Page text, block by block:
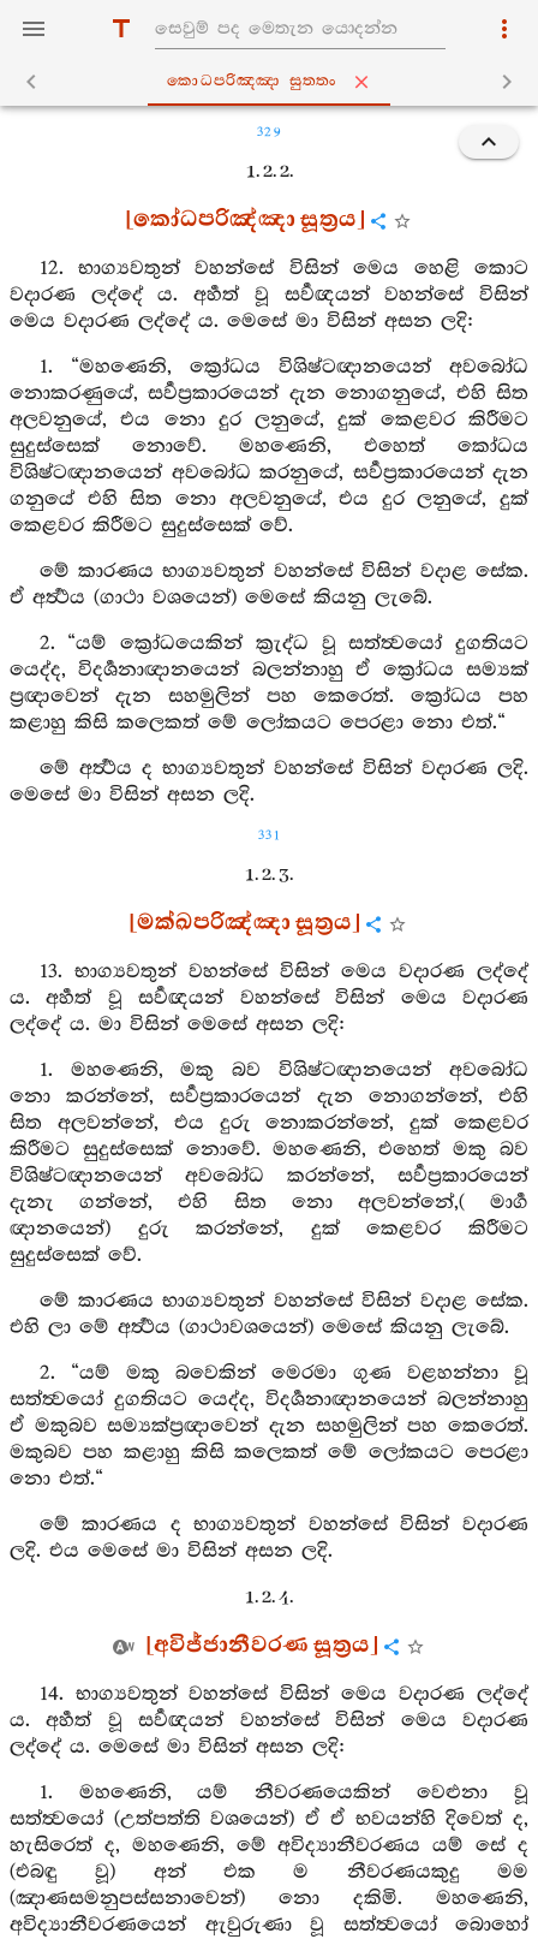
කොධපරිඤ‍්ඤා සුත‍්තං
329
1. 2. 2.
[කෝධපරිඤ්ඤා සූත්‍රය]
12. භාග්‍යවතුන් වහන්සේ විසින් මෙය හෙළි කොට
වදාරණ ලද්දේ ය. අර්‍හත් වූ සර්‍වඥයන් වහන්සේ විසින්
මෙය වදාරණ ලද්දේ ය. මෙසේ මා විසින් අසන ලදි:
1. “මහණෙනි, ක්‍රෝධය විශිෂ්ටඥානයෙන් අවබෝධ
නොකරණුයේ, සර්‍වප්‍රකාරයෙන් දැන නොගනුයේ, එහි සිත
අලවනුයේ, එය නො දුර ලනුයේ, දුක් කෙළවර කිරීමට
සුදුස්සෙක් නොවේ. මහණෙනි, එහෙත් කෝධය
විශිෂ්ටඥානයෙන් අවබෝධ කරනුයේ, සර්‍වප්‍රකාරයෙන් දැන
ගනුයේ එහි සිත නො අලවනුයේ, එය දුර ලනුයේ, දුක්
කෙළවර කිරීමට සුදුස්සෙක් වේ.
මේ කාරණය භාග්‍යවතුන් වහන්සේ විසින් වදාළ සේක.
ඒ අර්‍ත්‍ථය (ගාථා වශයෙන්) මෙසේ කියනු ලැබේ.
2. “යම් ක්‍රෝධයෙකින් ක්‍රැද්ධ වූ සත්ත්‍වයෝ දුගතියට
යෙද්ද, විදර්‍ශනාඥානයෙන් බලන්නාහු ඒ ක්‍රෝධය සම්‍යක්
ප්‍රඥාවෙන් දැන සහමුලින් පහ කෙරෙත්. ක්‍රෝධය පහ
කළාහු කිසි කලෙකත් මේ ලෝකයට පෙරළා නො එත්.“
මේ අර්‍ත්‍ථය ද භාග්‍යවතුන් වහන්සේ විසින් වදාරණ ලදි.
මෙසේ මා විසින් අසන ලදි.
331
1. 2. 3.
[මක්ඛපරිඤ්ඤා සූත්‍රය]
13. භාග්‍යවතුන් වහන්සේ විසින් මෙය වදාරණ ලද්දේ
ය. අර්‍හත් වූ සර්‍වඥයන් වහන්සේ විසින් මෙය වදාරණ
ලද්දේ ය. මා විසින් මෙසේ අසන ලදි:
1. මහණෙනි, මකු බව විශිෂ්ටඥානයෙන් අවබෝධ
නො කරන්නේ, සර්‍වප්‍රකාරයෙන් දැන නොගන්නේ, එහි
සිත අලවන්නේ, එය දුරු නොකරන්නේ, දුක් කෙළවර
කිරීමට සුදුස්සෙක් නොවේ. මහණෙනි, එහෙත් මකු බව
විශිෂ්ටඥානයෙන් අවබෝධ කරන්නේ, සර්‍වප්‍රකාරයෙන්
දැනැ ගන්නේ, එහි සිත නො අලවන්නේ,( මාර්‍ග
ඥානයෙන්) දුරු කරන්නේ, දුක් කෙළවර කිරීමට
සුදුස්සෙක් වේ.
මේ කාරණය භාග්‍යවතුන් වහන්සේ විසින් වදාළ සේක.
එහි ලා මේ අර්‍ත්‍ථය (ගාථාවශයෙන්) මෙසේ කියනු ලැබේ.
2. “යම් මකු බවෙකින් මෙරමා ගුණ වළහන්නා වූ
සත්ත්‍වයෝ දුගතියට යෙද්ද, විදර්‍ශනාඥානයෙන් බලන්නාහු
ඒ මකුබව සම්‍යක්ප්‍රඥාවෙන් දැන සහමුලින් පහ කෙරෙත්.
මකුබව පහ කළාහු කිසි කලෙකත් මේ ලෝකයට පෙරළා
නො එත්.“
මේ කාරණය ද භාග්‍යවතුන් වහන්සේ විසින් වදාරණ
ලදි. එය මෙසේ මා විසින් අසන ලදි.
1. 2. 4.
[අවිජ්ජානීවරණ සූත්‍රය]
14. භාග්‍යවතුන් වහන්සේ විසින් මෙය වදාරණ ලද්දේ
ය. අර්‍හත් වූ සර්‍වඥයන් වහන්සේ විසින් මෙය වදාරණ
ලද්දේ ය. මෙසේ මා විසින් අසන ලදි:
1. මහණෙනි, යම් නීවරණයෙකින් වෙළුනා වූ
සත්ත්‍වයෝ (උත්පත්ති වශයෙන්) ඒ ඒ භවයන්හි දිවෙත් ද,
හැසිරෙත් ද, මහණෙනි, මේ අවිද්‍යානීවරණය යම් සේ ද
(එබඳු වූ) අන් එක ම නීවරණයකුදු මම
(ඤාණසමනුපස්සනාවෙන්) නො දකිමි. මහණෙනි,
අවිද්‍යානීවරණයෙන් ඇවුරුණා වූ සත්ත්‍වයෝ බොහෝ